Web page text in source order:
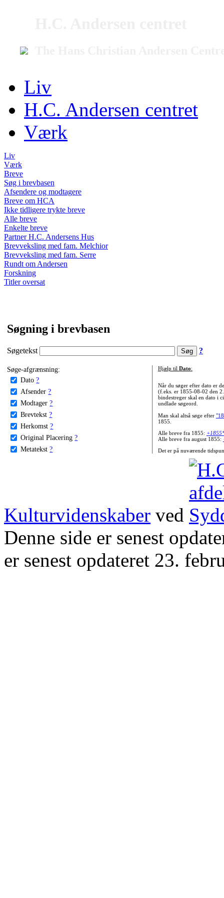
Liv
H.C. Andersen centret
Værk
Liv
Værk
Breve
Søg i brevbasen
Afsendere og modtagere
Breve om HCA
Ikke tidligere trykte breve
Alle breve
Enkelte breve
Partner H.C. Andersens Hus
Brevveksling med fam. Melchior
Brevveksling med fam. Serre
Rundt om Andersen
Forskning
Titler oversat
Søgning i brevbasen
Søgetekst ?
Søge-afgrænsning:
Dato ?
Afsender ?
Modtager ?
Brevtekst ?
Herkomst ?
Original Placering ?
Metatekst ?
Hjælp til Dato:
Når du søger efter dato er
(f.eks. er 1855-08-02 den
bindestreger skal en dato i
undlade søgeord.
Man skal altså søge efter
1855.
Alle breve fra 1855:
Alle breve fra august 1855:
Det er på nuværende
Kulturvidenskaber ved
Denne side er senest
er senest opdateret 23.